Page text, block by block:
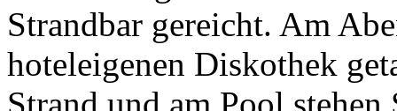
Strandbar gereicht. Am
hoteleigenen Diskothek
Strand und am Pool